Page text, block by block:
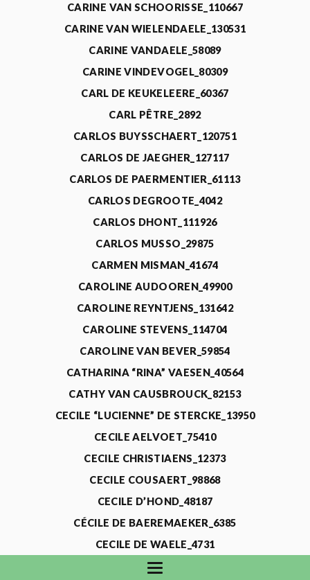
CARINE VAN SCHOORISSE_110667
CARINE VAN WIELENDAELE_130531
CARINE VANDAELE_58089
CARINE VINDEVOGEL_80309
CARL DE KEUKELEERE_60367
CARL PÊTRE_2892
CARLOS BUYSSCHAERT_120751
CARLOS DE JAEGHER_127117
CARLOS DE PAERMENTIER_61113
CARLOS DEGROOTE_4042
CARLOS DHONT_111926
CARLOS MUSSO_29875
CARMEN MISMAN_41674
CAROLINE AUDOOREN_49900
CAROLINE REYNTJENS_131642
CAROLINE STEVENS_114704
CAROLINE VAN BEVER_59854
CATHARINA “RINA” VAESEN_40564
CATHY VAN CAUSBROUCK_82153
CECILE “LUCIENNE” DE STERCKE_13950
CECILE AELVOET_75410
CECILE CHRISTIAENS_12373
CECILE COUSAERT_98868
CECILE D’HOND_48187
CÉCILE DE BAEREMAEKER_6385
CECILE DE WAELE_4731
CECILE DEVOS_115318